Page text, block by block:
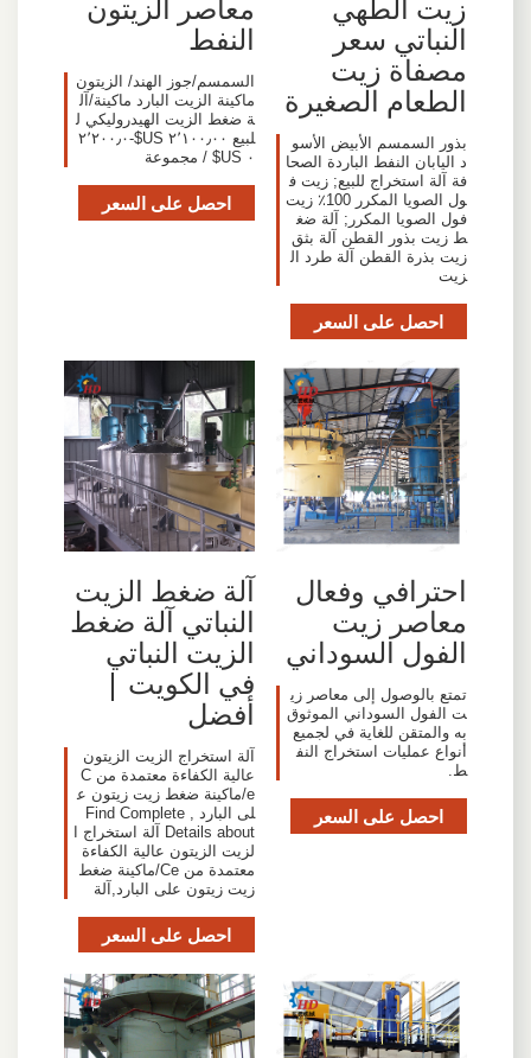
النباتي سعر
مصفاة زيت
الطعام الصغيرة
بذور السمسم الأبيض الأسو
د اليابان النفط الباردة الصحا
فة آلة استخراج للبيع; زيت ف
ول الصويا المكرر 100٪ زيت
فول الصويا المكرر; آلة ضغ
ط زيت بذور القطن آلة بثق
زيت بذرة القطن آلة طرد ال
زيت
احصل على السعر
النفط
السمسم/جوز الهند/ الزيتون
ماكينة الزيت البارد ماكينة/آل
ة ضغط الزيت الهيدروليكي ل
لبيع ٢٬١٠٠٫٠٠ US$-٢٬٢٠٠٫٠
٠ US$ / مجموعة
احصل على السعر
احترافي وفعال
معاصر زيت
الفول السوداني
تمتع بالوصول إلى معاصر زي
ت الفول السوداني الموثوق
به والمتقن للغاية في لجميع
أنواع عمليات استخراج النف
ط.
احصل على السعر
آلة ضغط الزيت
النباتي آلة ضغط
الزيت النباتي
في الكويت |
أفضل
آلة استخراج الزيت الزيتون
عالية الكفاءة معتمدة من C
e/ماكينة ضغط زيت زيتون ع
لى البارد , Find Complete
Details about آلة استخراج ا
لزيت الزيتون عالية الكفاءة
معتمدة من Ce/ماكينة ضغط
زيت زيتون على البارد,آلة
احصل على السعر